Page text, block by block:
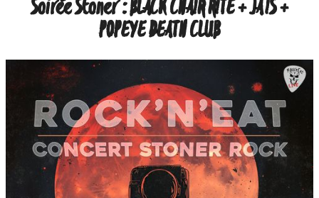
Soirée Stoner : BLACK CHAIR RITE + JÄIS +
POPEYE DEATH CLUB